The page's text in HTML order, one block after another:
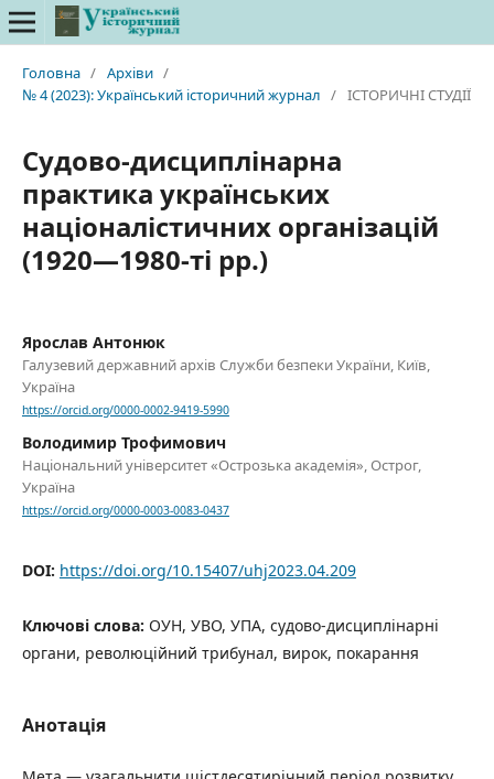
Головна / Архіви /
№ 4 (2023): Український історичний журнал / ІСТОРИЧНІ СТУДІЇ
Судово-дисциплінарна
практика українських
націоналістичних організацій
(1920—1980-ті рр.)
Ярослав Антонюк
Галузевий державний архів Служби безпеки України, Київ,
Україна
https://orcid.org/0000-0002-9419-5990
Володимир Трофимович
Національний університет «Острозька академія», Острог,
Україна
https://orcid.org/0000-0003-0083-0437
DOI: https://doi.org/10.15407/uhj2023.04.209
Ключові слова: ОУН, УВО, УПА, судово-дисциплінарні
органи, революційний трибунал, вирок, покарання
Анотація